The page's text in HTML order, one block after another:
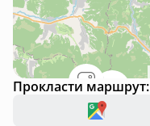
Прокласти маршрут: